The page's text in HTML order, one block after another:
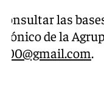
las
de la
.